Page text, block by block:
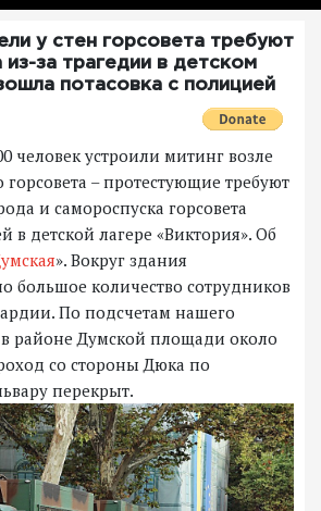
у стен горсовета требуют
из-за трагедии в детском
потасовка с полицией
человек устроили митинг возле
горсовета – протестующие требуют
и самороспуска горсовета
в детской лагере «Виктория». Об
». Вокруг здания
большое количество сотрудников
По подсчетам нашего
районе Думской площади около
со стороны Дюка по
перекрыт.